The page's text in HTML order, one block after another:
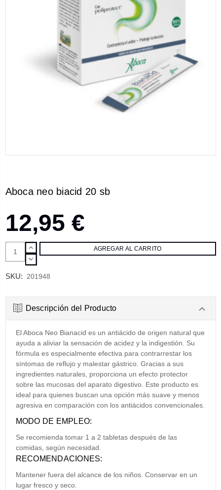
Aboca neo biacid 20 sb
12,95 €
AUMENTAR
CANTIDAD:
DISMINUIR
SKU: 201948
Descripción del Producto
El Aboca Neo Bianacid es un antiácido de origen natural que
ayuda a aliviar la sensación de acidez y la indigestión. Su
fórmula es especialmente efectiva para contrarrestar los
síntomas de reflujo y malestar gástrico. Gracias a sus
ingredientes naturales, proporciona un efecto protector
sobre las mucosas del aparato digestivo. Este producto es
ideal para quienes buscan una opción más suave y menos
agresiva en comparación con los antiácidos convencionales.
MODO DE EMPLEO:
Se recomienda tomar 1 a 2 tabletas después de las
comidas, según necesidad.
RECOMENDACIONES:
Mantener fuera del alcance de los niños. Conservar en un
lugar fresco y seco.